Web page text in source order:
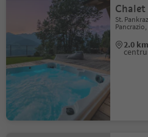
Chalet
St.
2.0 km